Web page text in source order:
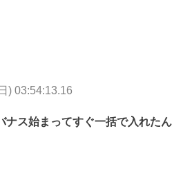
) 03:54:13.16
ナス始まってすぐ一括で入れたん